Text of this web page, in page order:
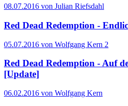
08.07.2016 von Julian Riefsdahl
Red Dead Redemption -
05.07.2016 von Wolfgang Kern 2
Red Dead Redemption - Auf
[Update]
06.02.2016 von Wolfgang Kern